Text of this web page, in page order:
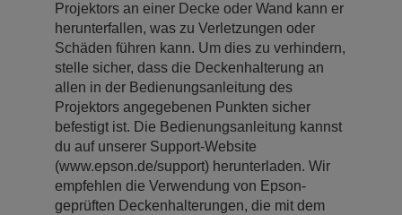
Projektors an einer Decke oder Wand kann er
herunterfallen, was zu Verletzungen oder
Schäden führen kann. Um dies zu verhindern,
stelle sicher, dass die Deckenhalterung an
allen in der Bedienungsanleitung des
Projektors angegebenen Punkten sicher
befestigt ist. Die Bedienungsanleitung kannst
du auf unserer Support-Website
(www.epson.de/support) herunterladen. Wir
empfehlen die Verwendung von Epson-
geprüften Deckenhalterungen, die mit dem